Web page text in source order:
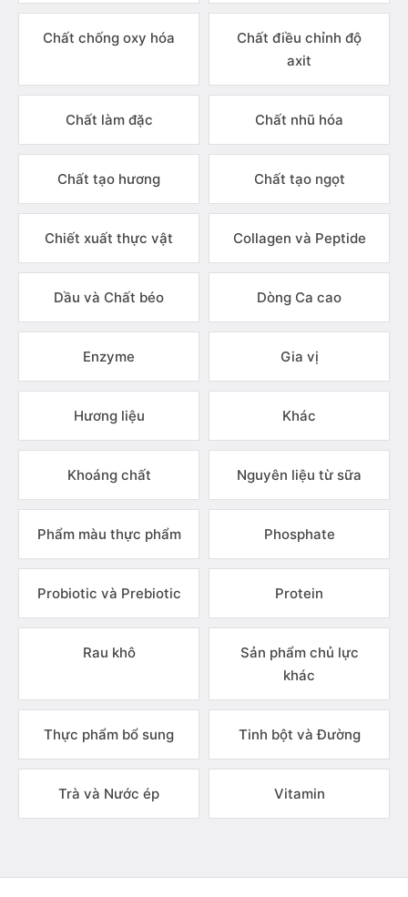
Chất chống oxy hóa
Chất điều chỉnh độ
axit
Chất làm đặc Chất nhũ hóa
Chất tạo hương Chất tạo ngọt
Chiết xuất thực vật Collagen và Peptide
Dầu và Chất béo Dòng Ca cao
Enzyme Gia vị
Hương liệu Khác
Khoáng chất Nguyên liệu từ sữa
Phẩm màu thực phẩm Phosphate
Probiotic và Prebiotic Protein
Rau khô
Sản phẩm chủ lực
khác
Thực phẩm bổ sung Tinh bột và Đường
Trà và Nước ép Vitamin